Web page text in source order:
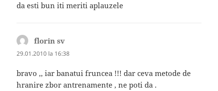
da esti bun iti meriti aplauzele
florin sv
29.01.2010 la 16:38
bravo ,, iar banatui fruncea !!! dar ceva metode de
hranire zbor antrenamente , ne poti da .